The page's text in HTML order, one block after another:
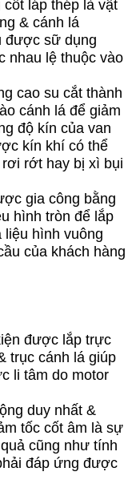
láp thép là vật
& cánh lá
sữ dụng
nhau lệ thuộc vào
cao su cắt thành
cánh lá để giảm
độ kín của van
kín khí có thể
rớt hay bị xì bụi
gia công bằng
hình tròn để lắp
liệu hình vuông
của khách hàng
được lắp trực
trục cánh lá giúp
li tâm do motor
duy nhất &
tốc cốt âm là sự
cũng như tính
đáp ứng được